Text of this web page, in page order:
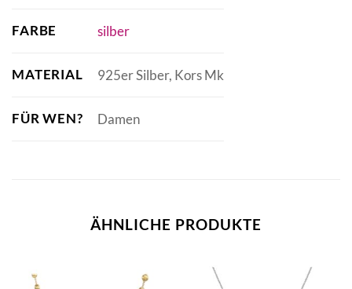
FARBE silber
MATERIAL 925er Silber, Kors Mk
FÜR WEN? Damen
ÄHNLICHE PRODUKTE